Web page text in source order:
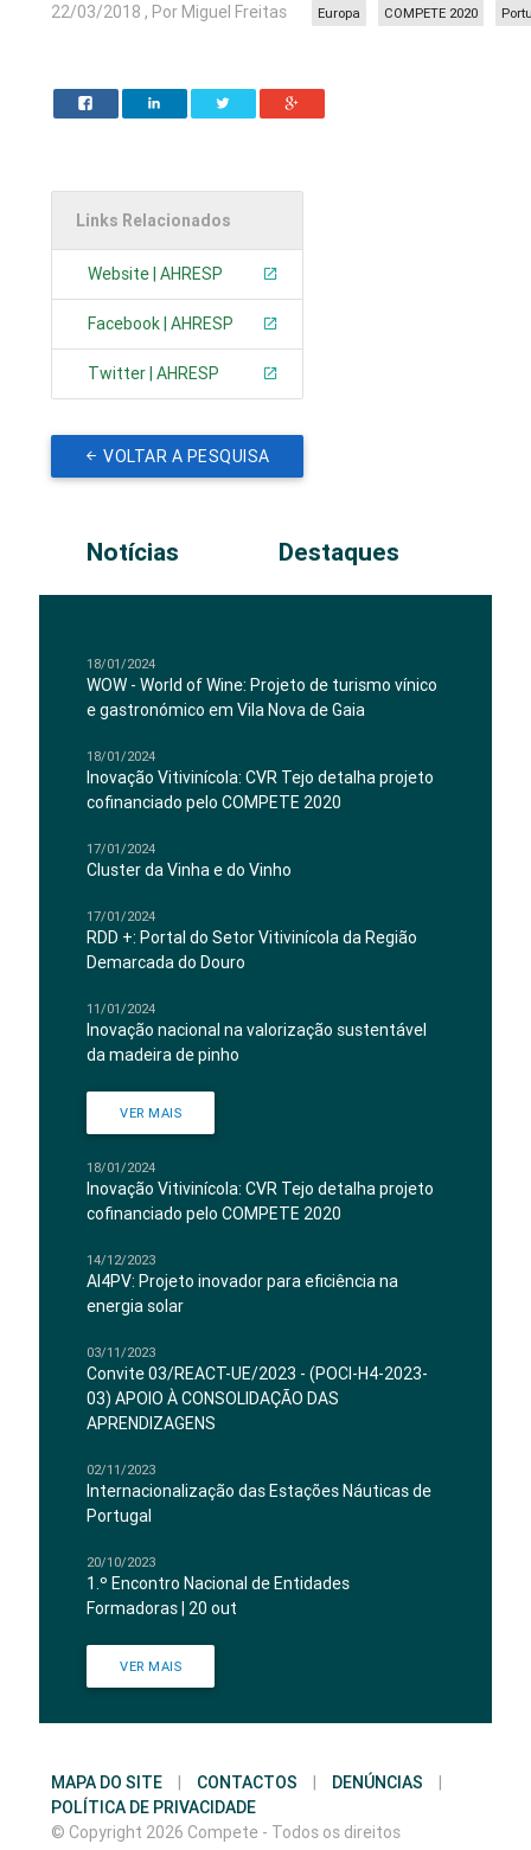
22/03/2018 , Por Miguel Freitas COMPETE 2020
Europa
Links Relacionados
Website | AHRESP
Facebook | AHRESP
Twitter | AHRESP
VOLTAR A PESQUISA
Notícias Destaques
18/01/2024
WOW - World of Wine: Projeto de turismo vínico
e gastronómico em Vila Nova de Gaia
18/01/2024
Inovação Vitivinícola: CVR Tejo detalha projeto
cofinanciado pelo COMPETE 2020
17/01/2024
Cluster da Vinha e do Vinho
17/01/2024
RDD +: Portal do Setor Vitivinícola da Região
Demarcada do Douro
11/01/2024
Inovação nacional na valorização sustentável
da madeira de pinho
VER MAIS
18/01/2024
Inovação Vitivinícola: CVR Tejo detalha projeto
cofinanciado pelo COMPETE 2020
14/12/2023
AI4PV: Projeto inovador para eficiência na
energia solar
03/11/2023
Convite 03/REACT-UE/2023 - (POCI-H4-2023-
03) APOIO À CONSOLIDAÇÃO DAS
APRENDIZAGENS
02/11/2023
Internacionalização das Estações Náuticas de
Portugal
20/10/2023
1.º Encontro Nacional de Entidades
Formadoras | 20 out
VER MAIS
MAPA DO SITE | CONTACTOS | DENÚNCIAS
|
POLÍTICA DE PRIVACIDADE
© Copyright 2026 Compete - Todos os direitos